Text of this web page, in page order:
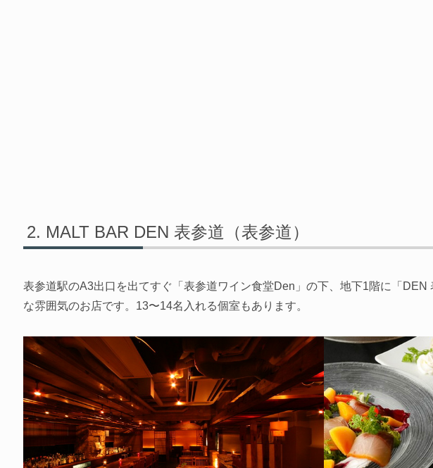
MALT BAR DEN 表参道（表参道）
表参道駅のA3出口を出てすぐ「表参道ワイン食堂Den」の下、地下1階に「DEN
な雰囲気のお店です。13〜14名入れる個室もあります。